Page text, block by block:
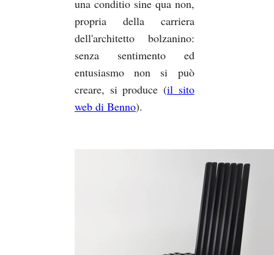
una conditio sine qua non,
propria della carriera
dell'architetto bolzanino:
senza sentimento ed
entusiasmo non si può
creare, si produce (il sito
web di Benno).